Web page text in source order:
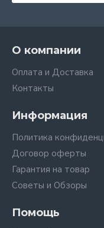
О компании
Оплата и Доставка
Контакты
Информация
Политика
Договор оферты
Гарантия на товар
Советы и Обзоры
Помощь